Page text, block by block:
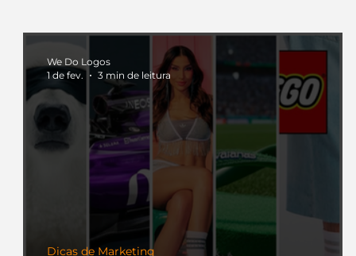
Dicas de Marketing
We Do Logos
1 de fev.
3 min de leitura